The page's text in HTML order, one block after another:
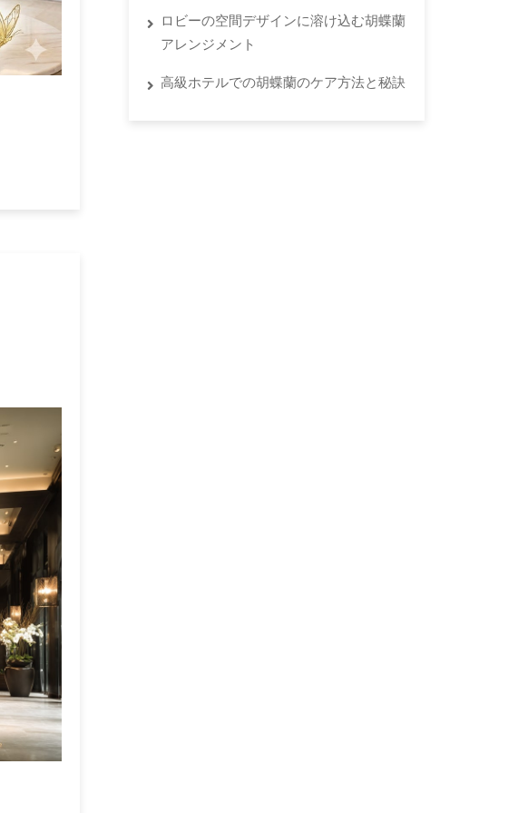
ロビーの空間デザインに溶け込む胡蝶蘭
アレンジメント
高級ホテルでの胡蝶蘭のケア方法と秘訣